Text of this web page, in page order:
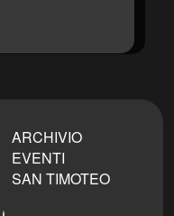
ARCHIVIO
EVENTI
SAN TIMOTEO